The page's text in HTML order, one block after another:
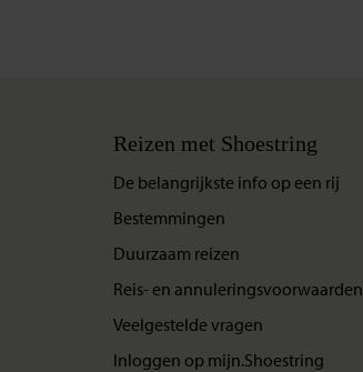
Reizen met Shoestring
De belangrijkste info op een rij
Bestemmingen
Duurzaam reizen
Reis- en annuleringsvoorwaarden
Veelgestelde vragen
Inloggen op mijn.Shoestring